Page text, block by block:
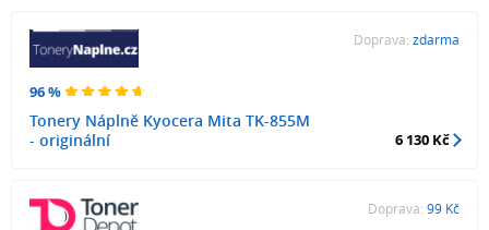
96 %
Tonery Náplně Kyocera Mita TK-855M
- originální
Doprava: zdarma
6 130 Kč
Doprava: 99 Kč